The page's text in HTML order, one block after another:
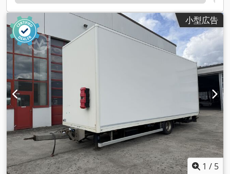
小型広告
1 / 5